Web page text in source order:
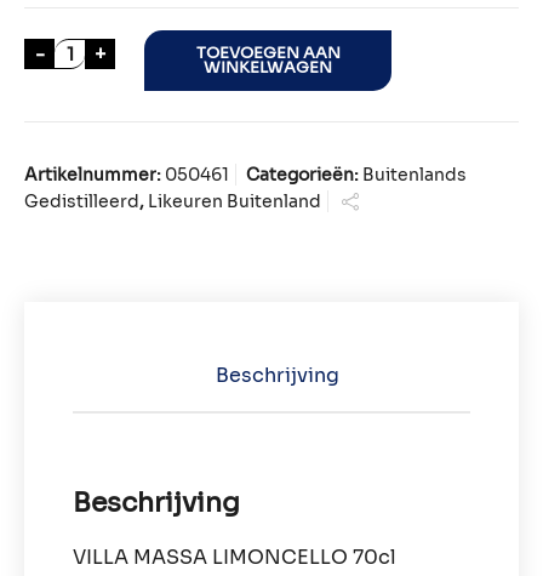
- VILLA MASSA LIMONCELLO 70cl aantal
+ TOEVOEGEN AAN
WINKELWAGEN
Artikelnummer: 050461 Categorieën: Buitenlands
Gedistilleerd, Likeuren Buitenland
Beschrijving
Beschrijving
VILLA MASSA LIMONCELLO 70cl